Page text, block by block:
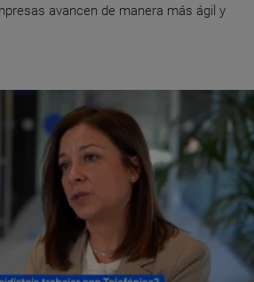
avancen de manera más ágil y